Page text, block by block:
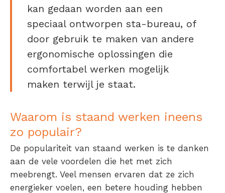
kan gedaan worden aan een
speciaal ontworpen sta-bureau, of
door gebruik te maken van andere
ergonomische oplossingen die
comfortabel werken mogelijk
maken terwijl je staat.
Waarom is staand werken ineens
zo populair?
De populariteit van staand werken is te danken
aan de vele voordelen die het met zich
meebrengt. Veel mensen ervaren dat ze zich
energieker voelen, een betere houding hebben